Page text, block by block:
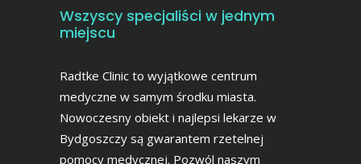
Wszyscy specjaliści w jednym
miejscu
Radtke Clinic to wyjątkowe centrum
medyczne w samym środku miasta.
Nowoczesny obiekt i najlepsi lekarze w
Bydgoszczy są gwarantem rzetelnej
pomocy medycznej. Pozwól naszym